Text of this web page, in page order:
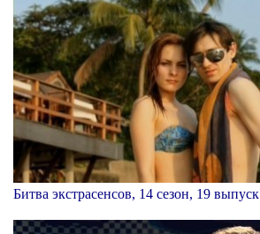
Битва экстрасенсов, 14 сезон, 19 выпуск